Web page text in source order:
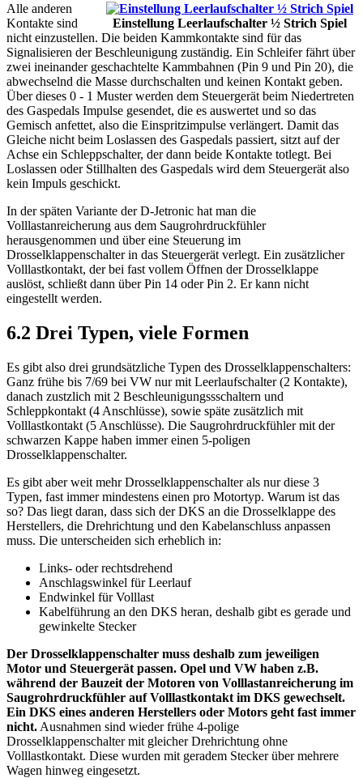
Einstellung Leerlaufschalter ½ Strich Spiel
Alle anderen
Kontakte sind
nicht einzustellen. Die beiden Kammkontakte sind für das
Signalisieren der Beschleunigung zuständig. Ein Schleifer fährt über
zwei ineinander geschachtelte Kammbahnen (Pin 9 und Pin 20), die
abwechselnd die Masse durchschalten und keinen Kontakt geben.
Über dieses 0 - 1 Muster werden dem Steuergerät beim Niedertreten
des Gaspedals Impulse gesendet, die es auswertet und so das
Gemisch anfettet, also die Einspritzimpulse verlängert. Damit das
Gleiche nicht beim Loslassen des Gaspedals passiert, sitzt auf der
Achse ein Schleppschalter, der dann beide Kontakte totlegt. Bei
Loslassen oder Stillhalten des Gaspedals wird dem Steuergerät also
kein Impuls geschickt.
In der späten Variante der D-Jetronic hat man die
Volllastanreicherung aus dem Saugrohrdruckfühler
herausgenommen und über eine Steuerung im
Drosselklappenschalter in das Steuergerät verlegt. Ein zusätzlicher
Volllastkontakt, der bei fast vollem Öffnen der Drosselklappe
auslöst, schließt dann über Pin 14 oder Pin 2. Er kann nicht
eingestellt werden.
6.2 Drei Typen, viele Formen
Es gibt also drei grundsätzliche Typen des Drosselklappenschalters:
Ganz frühe bis 7/69 bei VW nur mit Leerlaufschalter (2 Kontakte),
danach zustzlich mit 2 Beschleunigungssschaltern und
Schleppkontakt (4 Anschlüsse), sowie späte zusätzlich mit
Volllastkontakt (5 Anschlüsse). Die Saugrohrdruckfühler mit der
schwarzen Kappe haben immer einen 5-poligen
Drosselklappenschalter.
Es gibt aber weit mehr Drosselklappenschalter als nur diese 3
Typen, fast immer mindestens einen pro Motortyp. Warum ist das
so? Das liegt daran, dass sich der DKS an die Drosselklappe des
Herstellers, die Drehrichtung und den Kabelanschluss anpassen
muss. Die unterscheiden sich erheblich in:
Links- oder rechtsdrehend
Anschlagswinkel für Leerlauf
Endwinkel für Volllast
Kabelführung an den DKS heran, deshalb gibt es gerade und
gewinkelte Stecker
Der Drosselklappenschalter muss deshalb zum jeweiligen
Motor und Steuergerät passen. Opel und VW haben z.B.
während der Bauzeit der Motoren von Volllastanreicherung im
Saugrohrdruckfühler auf Volllastkontakt im DKS gewechselt.
Ein DKS eines anderen Herstellers oder Motors geht fast immer
nicht. Ausnahmen sind wieder frühe 4-polige
Drosselklappenschalter mit gleicher Drehrichtung ohne
Volllastkontakt. Diese wurden mit geradem Stecker über mehrere
Wagen hinweg eingesetzt.